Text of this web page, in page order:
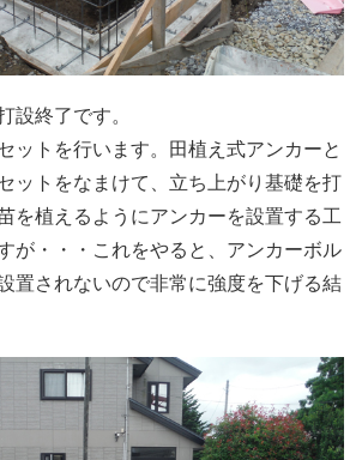
設終了です。
ットを行います。田植え式アンカーと
ットをなまけて、立ち上がり基礎を打
を植えるようにアンカーを設置する工
が・・・これをやると、アンカーボル
置されないので非常に強度を下げる結